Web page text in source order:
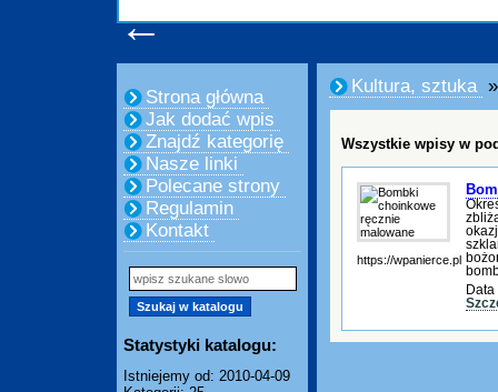
←
Strona główna
Jak dodać wpis
Znajdź kategorię
Nasze linki
Polecane strony
Regulamin
Kontakt
Statystyki katalogu:
Istniejemy od: 2010-04-09
Kultura, sztuka
Wszystkie wpisy w
https://wpanierce.pl